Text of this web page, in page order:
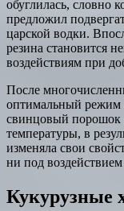
обуглилась, словно
предложил
царской водки.
резина становится
воздействиям при
После
оптимальный режим
свинцовый порошок
температуры, в
изменяла свои
ни под воздействием
Кукурузные